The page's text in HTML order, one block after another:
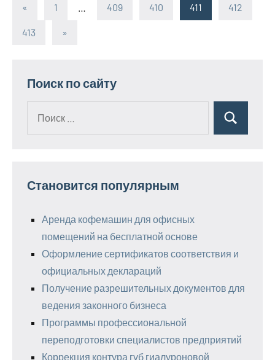
Пагинация
«
Предыдущие
1 409 410 411 412
413
Следующие
»
Поиск по сайту
Поиск
Становится популярным
Аренда кофемашин для офисных
помещений на бесплатной основе
Оформление сертификатов соответствия и
официальных деклараций
Получение разрешительных документов для
ведения законного бизнеса
Программы профессиональной
переподготовки специалистов предприятий
Коррекция контура губ гиалуроновой